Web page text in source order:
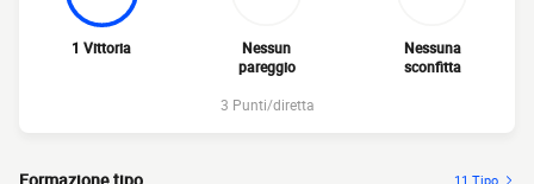
1 Vittoria
Nessun
pareggio
Nessuna
sconfitta
3 Punti/diretta
11 Tipo